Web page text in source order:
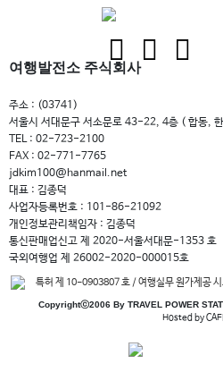
여행발전소 주식회사
주소 : (03741)
서울시 서대문구 서소문로 43-22, 4층 ( 합동,
TEL : 02-723-2100
FAX : 02-771-7765
jdkim100@hanmail.net
대표 : 김종덕
사업자등록번호 : 101-86-21092
개인정보관리책임자 : 김종덕
통신판매업신고 제 2020-서울서대문-1353 호
국외여행업 제 26002-2020-000015호
특허 제 10-0903807 호 / 여행실무 원가제공
Copyrightⓒ2006 By TRAVEL POWER
Hosted by